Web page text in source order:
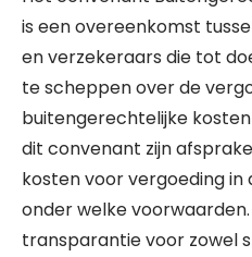
is een overeenkomst
en verzekeraars die tot
te scheppen over de
buitengerechtelijke
dit convenant zijn
kosten voor vergoeding
onder welke
transparantie voor zowel